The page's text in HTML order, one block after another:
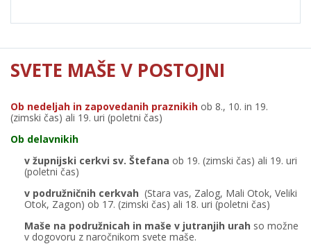
SVETE MAŠE V POSTOJNI
Ob nedeljah in zapovedanih praznikih ob 8., 10. in 19.
(zimski čas) ali 19. uri (poletni čas)
Ob delavnikih
v župnijski cerkvi sv. Štefana ob 19. (zimski čas) ali 19. uri
(poletni čas)
v podružničnih cerkvah (Stara vas, Zalog, Mali Otok, Veliki
Otok, Zagon) ob 17. (zimski čas) ali 18. uri (poletni čas)
Maše na podružnicah in maše v jutranjih urah so možne
v dogovoru z naročnikom svete maše.